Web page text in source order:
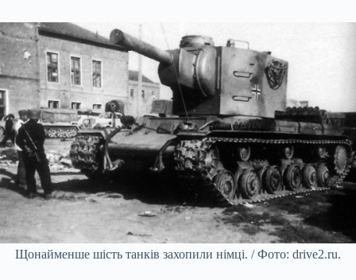
Щонайменше шість танків захопили німці. / Фото: drive2.ru.